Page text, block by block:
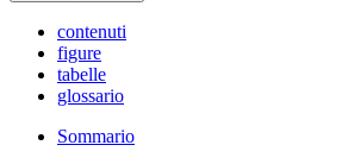
contenuti
figure
tabelle
glossario
Sommario